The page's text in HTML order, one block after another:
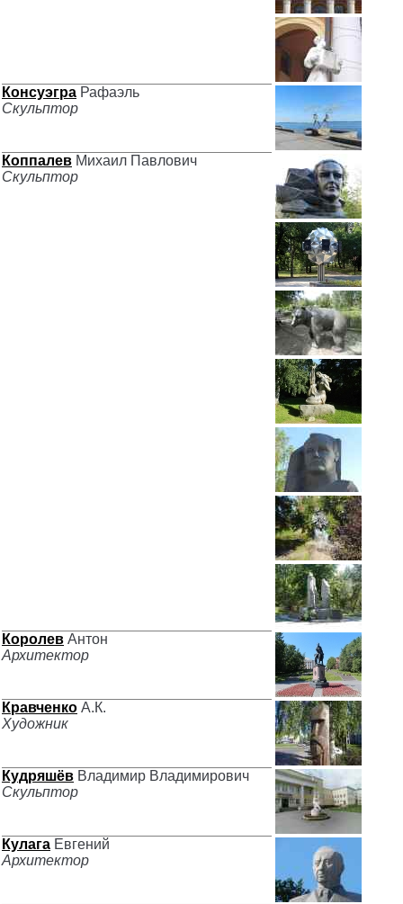
Консуэгра Рафаэль
Скульптор
Коппалев Михаил Павлович
Скульптор
Королев Антон
Архитектор
Кравченко А.К.
Художник
Кудряшёв Владимир Владимирович
Скульптор
Кулага Евгений
Архитектор